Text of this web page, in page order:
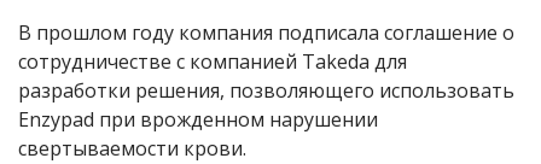
В прошлом году компания подписала соглашение о
сотрудничестве с компанией Takeda для
разработки решения, позволяющего использовать
Enzypad при врожденном нарушении
свертываемости крови.